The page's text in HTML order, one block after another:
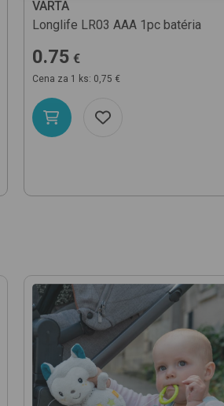
VARTA
Longlife LR03 AAA 1pc batéria
0.75 €
Cena za 1 ks: 0,75 €